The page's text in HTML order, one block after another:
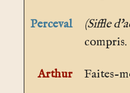
Perceval (Siffle
compris.
Arthur Faites-